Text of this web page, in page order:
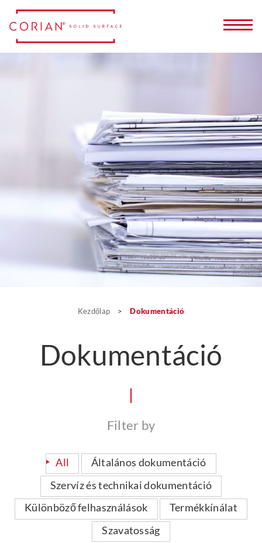
Kezdőlap > Dokumentáció
Dokumentáció
Filter by
All
Általános dokumentáció
Szervíz és technikai dokumentáció
Különböző felhasználások
Termékkínálat
Szavatosság